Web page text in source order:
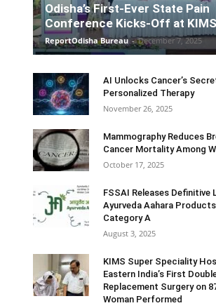
Odisha’s First-Ever State Pain
Conference Kicks-Off at KIMS
ReportOdisha Bureau - December 7, 2025
AI Unlocks Cancer’s
Personalized Therapy
November 26, 2025
Mammography Reduces
Cancer Mortality Among
October 17, 2025
FSSAI Releases Definitive
Ayurveda Aahara
Category A
August 3, 2025
KIMS Super Speciality
Eastern India’s First
Replacement Surgery on
Woman Performed